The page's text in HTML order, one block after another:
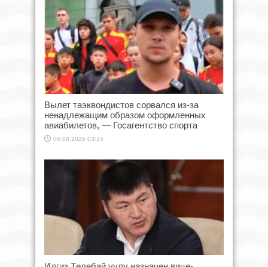
Вылет таэквондистов сорвался из-за
ненадлежащим образом оформленных
авиабилетов, — Госагентство спорта
06.08.2026 03:15